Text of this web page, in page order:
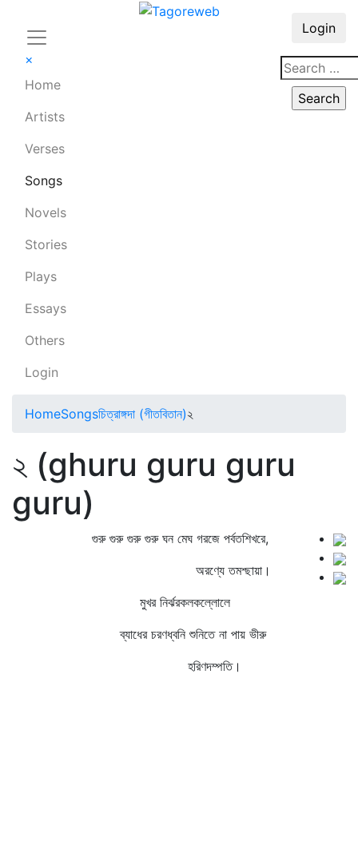
×
Home
Artists
Verses
Songs
Novels
Stories
Plays
Essays
Others
Login
Login
HomeSongsচিত্রাঙ্গদা (গীতবিতান)২
২ (ghuru guru guru
guru)
গুরু গুরু গুরু গুরু ঘন মেঘ গরজে পর্বতশিখরে,
অরণ্যে তমশ্ছায়া।
মুখর নির্ঝরকলকল্লোলে
ব্যাধের চরণধ্বনি শুনিতে না পায় ভীরু
হরিণদম্পতি।